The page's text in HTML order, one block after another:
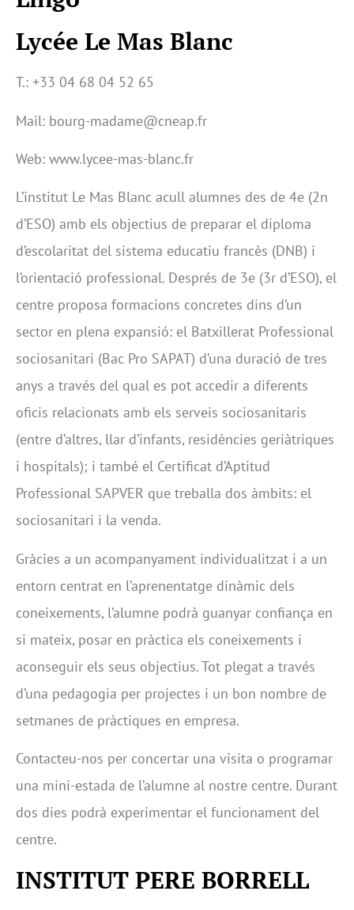
Lycée Le Mas Blanc
T.: +33 04 68 04 52 65
Mail: bourg-madame@cneap.fr
Web: www.lycee-mas-blanc.fr
L’institut Le Mas Blanc acull alumnes des de 4e (2n
d’ESO) amb els objectius de preparar el diploma
d’escolaritat del sistema educatiu francès (DNB) i
l’orientació professional. Després de 3e (3r d’ESO), el
centre proposa formacions concretes dins d’un
sector en plena expansió: el Batxillerat Professional
sociosanitari (Bac Pro SAPAT) d’una duració de tres
anys a través del qual es pot accedir a diferents
oficis relacionats amb els serveis sociosanitaris
(entre d’altres, llar d’infants, residències geriàtriques
i hospitals); i també el Certificat d’Aptitud
Professional SAPVER que treballa dos àmbits: el
sociosanitari i la venda.
Gràcies a un acompanyament individualitzat i a un
entorn centrat en l’aprenentatge dinàmic dels
coneixements, l’alumne podrà guanyar confiança en
si mateix, posar en pràctica els coneixements i
aconseguir els seus objectius. Tot plegat a través
d’una pedagogia per projectes i un bon nombre de
setmanes de pràctiques en empresa.
Contacteu-nos per concertar una visita o programar
una mini-estada de l’alumne al nostre centre. Durant
dos dies podrà experimentar el funcionament del
centre.
INSTITUT PERE BORRELL